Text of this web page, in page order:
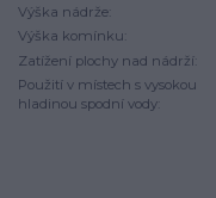
Výška nádrže:
Výška komínku:
Zatížení plochy nad nádrží:
Použití v místech s vysokou
hladinou spodní vody: